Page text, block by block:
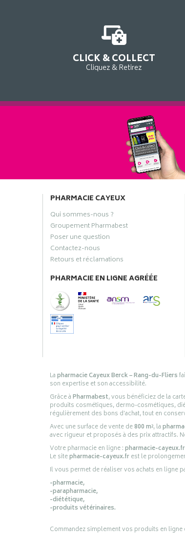
CLICK & COLLECT
Cliquez & Retirez
PHARMACIE CAYEUX
Qui sommes-nous ?
Groupement Pharmabest
Poser une question
Contactez-nous
Retours et réclamations
PHARMACIE EN LIGNE AGRÉÉE
Lapharmacie Cayeux Berck – Rang-du-Fliers
son expertise et son accessibilité.
Grâce àPharmabest, vous bénéficiez de la
produits cosmétiques, dermo-cosmétiques,
régulièrement des bons d’achat, tout en
Avec une surface de vente de800 m², la
avec rigueur et proposés à des prix attractifs.
Votre pharmacie en ligne :pharmacie-cayeux.fr
Le sitepharmacie-cayeux.frest le
Il vous permet de réaliser vos achats en ligne
-pharmacie,
-parapharmacie,
-diététique,
-produits vétérinaires.
Commandez simplement vos produits en